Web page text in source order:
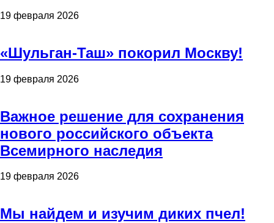
19 февраля 2026
«Шульган-Таш» покорил Москву!
19 февраля 2026
Важное решение для сохранения
нового российского объекта
Всемирного наследия
19 февраля 2026
Мы найдем и изучим диких пчел!